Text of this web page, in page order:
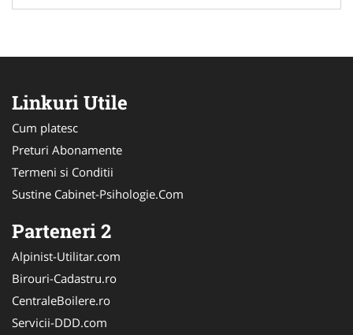
Linkuri Utile
Cum platesc
Preturi Abonamente
Termeni si Conditii
Sustine Cabinet-Psihologie.Com
Parteneri 2
Alpinist-Utilitar.com
Birouri-Cadastru.ro
CentraleBoilere.ro
Servicii-DDD.com